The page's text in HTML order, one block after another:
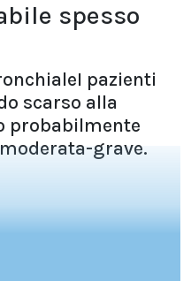
spesso
pazienti
scarso alla
probabilmente
grave.